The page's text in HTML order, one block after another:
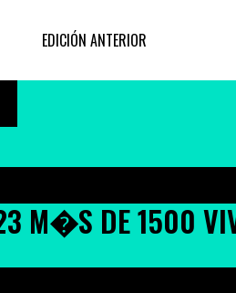
EDICIÓN ANTERIOR
M�S DE 1500